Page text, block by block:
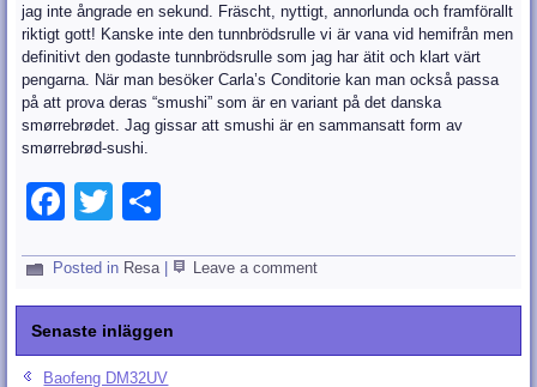
jag inte ångrade en sekund. Fräscht, nyttigt, annorlunda och framförallt
riktigt gott! Kanske inte den tunnbrödsrulle vi är vana vid hemifrån men
definitivt den godaste tunnbrödsrulle som jag har ätit och klart värt
pengarna. När man besöker Carla’s Conditorie kan man också passa
på att prova deras “smushi” som är en variant på det danska
smørrebrødet. Jag gissar att smushi är en sammansatt form av
smørrebrød-sushi.
Facebook
Twitter
Posted in Resa Leave a comment
Senaste inläggen
Baofeng DM32UV